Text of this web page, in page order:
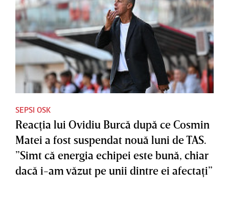
SEPSI OSK
Reacţia lui Ovidiu Burcă după ce Cosmin
Matei a fost suspendat nouă luni de TAS.
”Simt că energia echipei este bună, chiar
dacă i-am văzut pe unii dintre ei afectaţi”